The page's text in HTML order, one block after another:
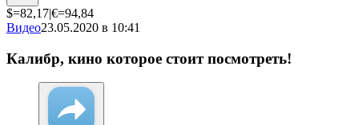
$=82,17|€=94,84
Видео23.05.2020 в 10:41
Калибр, кино которое стоит посмотреть!